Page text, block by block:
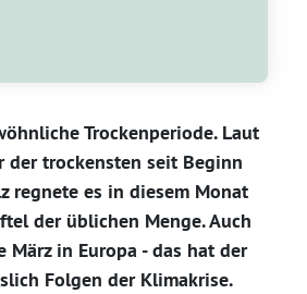
Trockenperiode. Laut
der trockensten seit Beginn
regnete es in diesem Monat
der üblichen Menge. Auch
März in Europa - das hat der
Folgen der Klimakrise.